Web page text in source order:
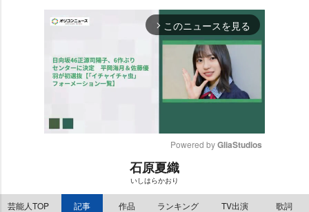
arrow_forward_ios このニュースを見る
Powered by GliaStudios
石原夏織
いしはらかおり
芸能人TOP 記事 作品 ランキング TV出演 歌詞